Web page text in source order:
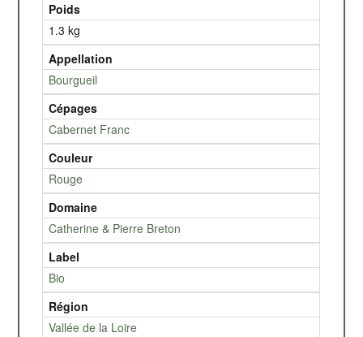
Poids
1.3 kg
Appellation
Bourgueil
Cépages
Cabernet Franc
Couleur
Rouge
Domaine
Catherine & Pierre Breton
Label
Bio
Région
Vallée de la Loire